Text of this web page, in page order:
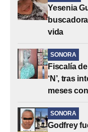
Yesenia
vida
SONORA
Fiscalía
‘N’, tras
meses
SONORA
Godfrey